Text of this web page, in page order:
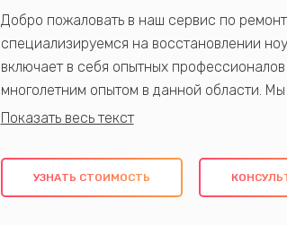
Добро пожаловать в наш сервис по
специализируемся на восстановлении
включает в себя опытных
многолетним опытом в данной области.
качественный ремонт с использованием
клиентам надежное и профессиональное
потребности наилучшим образом. Не
УЗНАТЬ СТОИМОСТЬ